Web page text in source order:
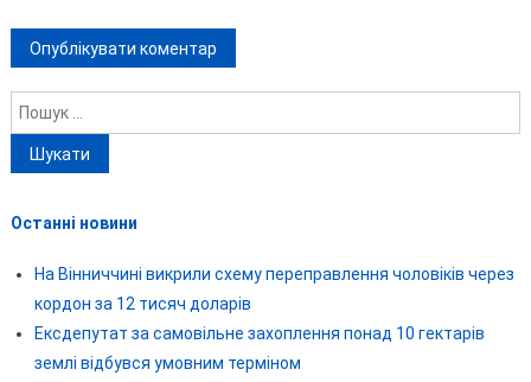
Пошук:
Останні новини
На Вінниччині викрили схему переправлення чоловіків через
кордон за 12 тисяч доларів
Ексдепутат за самовільне захоплення понад 10 гектарів
землі відбувся умовним терміном